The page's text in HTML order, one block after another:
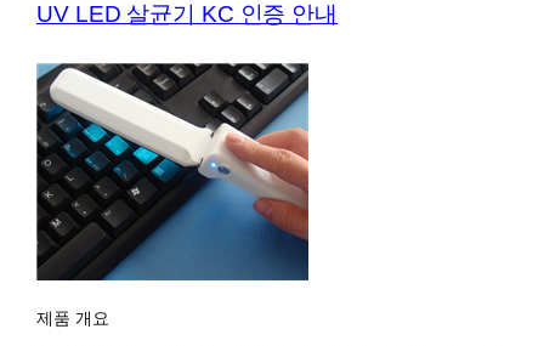
UV LED 살균기 KC 인증 안내
제품 개요